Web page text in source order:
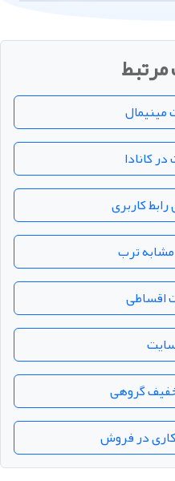
کانادا
کاربری
ترب
اقساطی
گروهی
در فروش